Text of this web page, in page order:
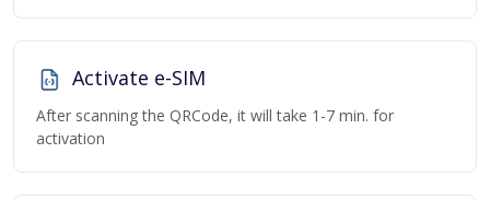
Activate e-SIM
After scanning the QRCode, it will take 1-7 min. for
activation